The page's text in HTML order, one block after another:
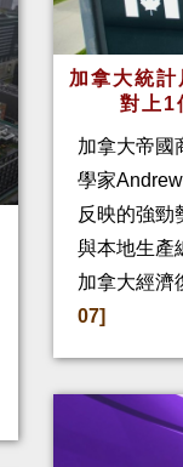
加拿大統
對上
加拿大帝國
學家
反映的強勁
與本地生產
加拿大經濟
07]